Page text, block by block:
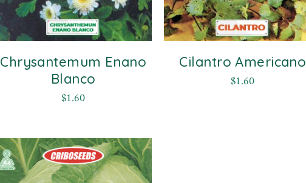
Chrysantemum Enano
Blanco
$1.60
Cilantro Americano
$1.60